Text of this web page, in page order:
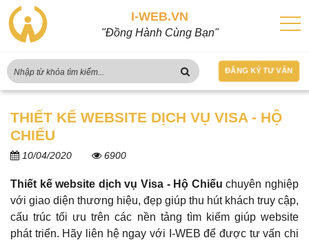
I-WEB.VN
"Đồng Hành Cùng Bạn"
ĐĂNG KÝ TƯ VẤN
THIẾT KẾ WEBSITE DỊCH VỤ VISA - HỘ
CHIẾU
10/04/2020 6900
Thiết kế website dịch vụ Visa - Hộ Chiếu chuyên nghiệp
với giao diện thương hiệu, đẹp giúp thu hút khách truy cập,
cấu trúc tối ưu trên các nền tảng tìm kiếm giúp website
phát triển. Hãy liên hệ ngay với I-WEB để được tư vấn chi